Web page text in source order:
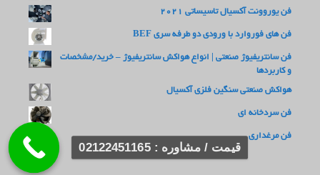
فن یوروونت آکسیال تاسیساتی 2021
فن های فوروارد با ورودی دو طرفه سری BEF
فن سانتریفیوژ صنعتی | انواع هواکش سانتریفیوژ – خرید/مشخصات
و کاربردها
هواکش صنعتی سنگین فلزی آکسیال
فن سردخانه ای
فن مرغداری
قیمت / مشاوره : 02122451165